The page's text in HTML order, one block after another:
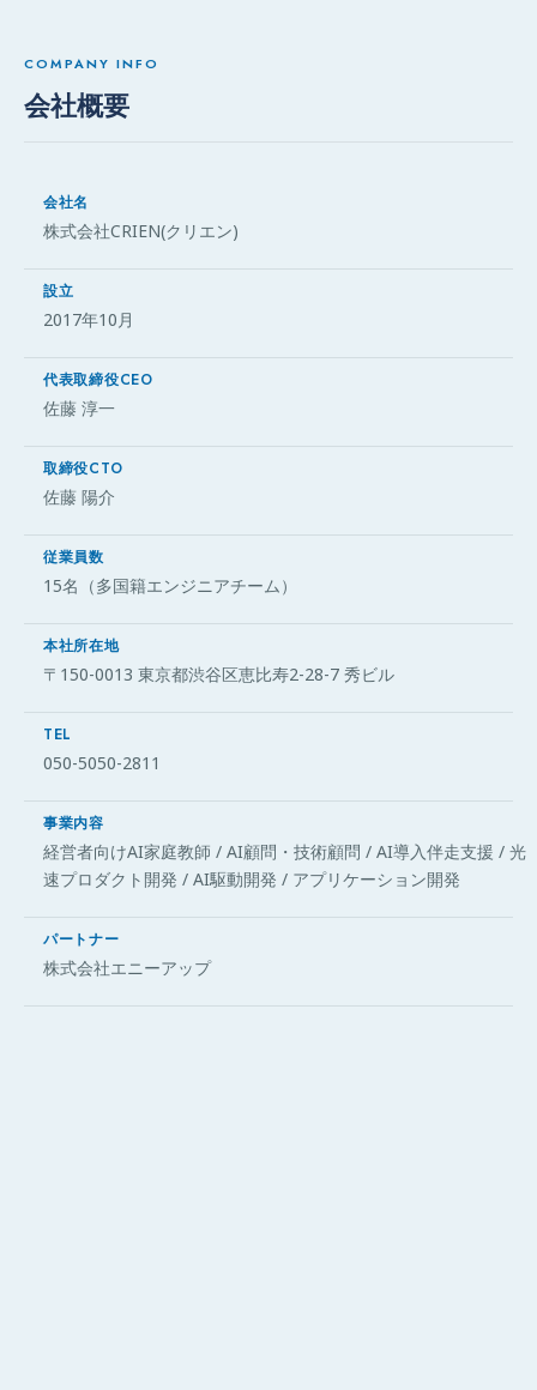
COMPANY INFO
会社概要
会社名
株式会社CRIEN(クリエン)
設立
2017年10月
代表取締役CEO
佐藤 淳一
取締役CTO
佐藤 陽介
従業員数
15名（多国籍エンジニアチーム）
本社所在地
〒150-0013 東京都渋谷区恵比寿2-28-7 秀ビル
TEL
050-5050-2811
事業内容
経営者向けAI家庭教師 / AI顧問・技術顧問 / AI導入伴走支援 / 光
速プロダクト開発 / AI駆動開発 / アプリケーション開発
パートナー
株式会社エニーアップ